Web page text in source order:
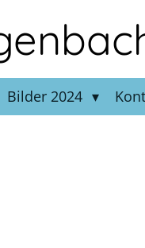
Bilder 2024